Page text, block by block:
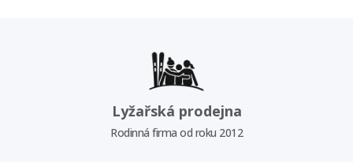
Lyžařská prodejna
Rodinná firma od roku 2012